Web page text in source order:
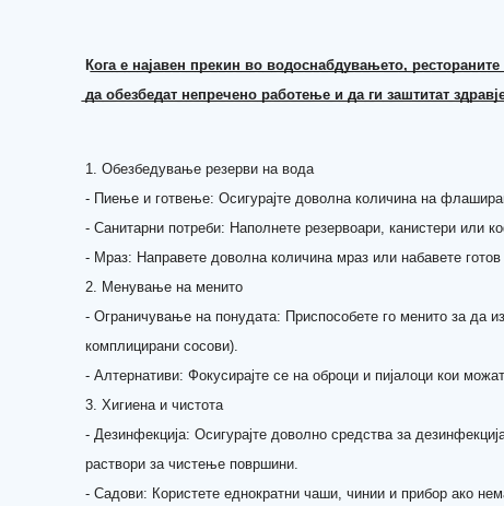
К͟о͟г͟а͟ ͟е͟ ͟н͟а͟ј͟а͟в͟е͟н͟ ͟п͟р͟е͟к͟и͟н͟ ͟в͟о͟ ͟в͟о͟д͟о͟с͟н͟а͟б͟д͟у͟в͟а͟њ͟е͟т͟о͟,͟
͟д͟а͟ ͟о͟б͟е͟з͟б͟е͟д͟а͟т͟ ͟н͟е͟п͟р͟е͟ч͟е͟н͟о͟ ͟р͟а͟б͟о͟т͟е͟њ͟е͟ ͟и͟ ͟д͟а͟ ͟г͟и͟ ͟з͟а͟ш͟т͟и͟т͟а͟т͟
1. Обезбедување резерви на вода
- Пиење и готвење: Осигурајте доволна количина на
- Санитарни потреби: Наполнете резервоари, канистери или
- Мраз: Направете доволна количина мраз или набавете готов
2. Менување на менито
- Ограничување на понудата: Приспособете го менито за да
комплицирани сосови).
- Алтернативи: Фокусирајте се на оброци и пијалоци кои
3. Хигиена и чистота
- Дезинфекција: Осигурајте доволно средства за
раствори за чистење површини.
- Садови: Користете еднократни чаши, чинии и прибор ако